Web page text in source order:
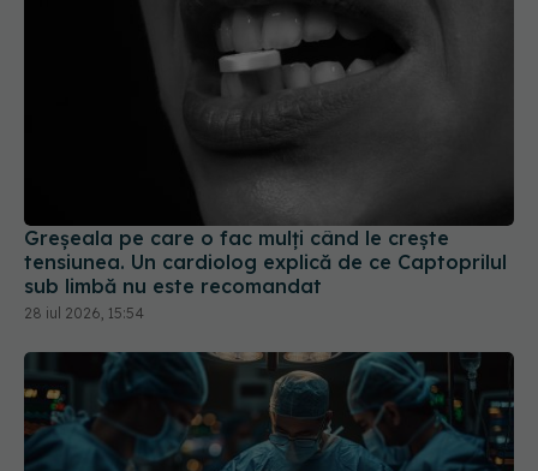
Greșeala pe care o fac mulți când le crește
tensiunea. Un cardiolog explică de ce Captoprilul
sub limbă nu este recomandat